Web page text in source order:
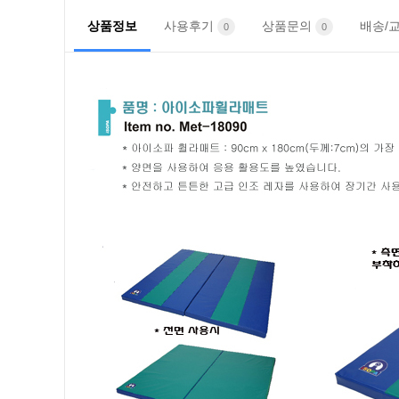
상품정보 사용후기 0 상품문의 0 배송/